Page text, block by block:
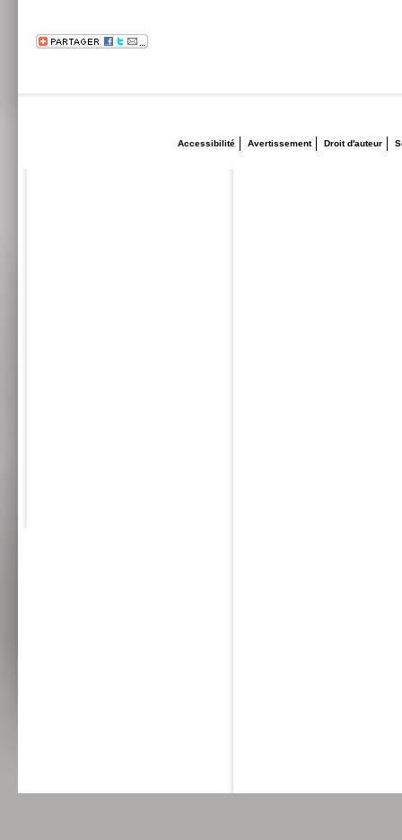
Accessibilité Avertissement Droit d'auteur